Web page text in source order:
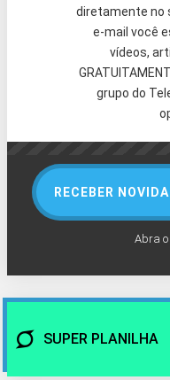
diretamente no
e-mail você
vídeos,
grupo do
RECEBER
Abra o
SUPER PLANILHA